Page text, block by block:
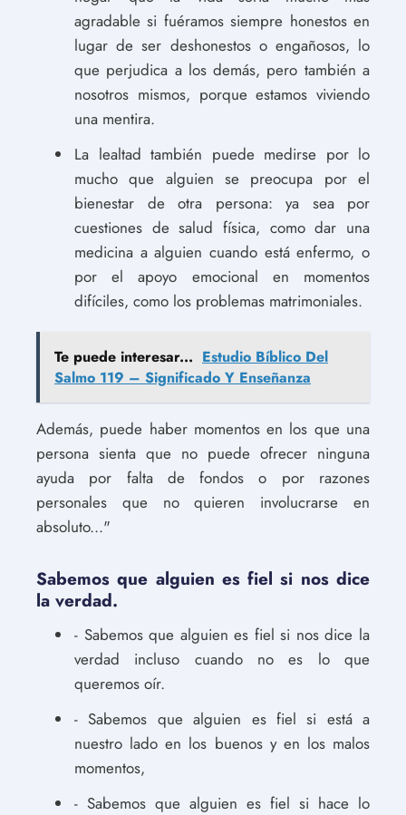
agradable si fuéramos siempre honestos en
lugar de ser deshonestos o engañosos, lo
que perjudica a los demás, pero también a
nosotros mismos, porque estamos viviendo
una mentira.
La lealtad también puede medirse por lo
mucho que alguien se preocupa por el
bienestar de otra persona: ya sea por
cuestiones de salud física, como dar una
medicina a alguien cuando está enfermo, o
por el apoyo emocional en momentos
difíciles, como los problemas matrimoniales.
Te puede interesar... Estudio Bíblico Del
Salmo 119 – Significado Y Enseñanza
Además, puede haber momentos en los que una
persona sienta que no puede ofrecer ninguna
ayuda por falta de fondos o por razones
personales que no quieren involucrarse en
absoluto..."
Sabemos que alguien es fiel si nos dice
la verdad.
- Sabemos que alguien es fiel si nos dice la
verdad incluso cuando no es lo que
queremos oír.
- Sabemos que alguien es fiel si está a
nuestro lado en los buenos y en los malos
momentos,
- Sabemos que alguien es fiel si hace lo